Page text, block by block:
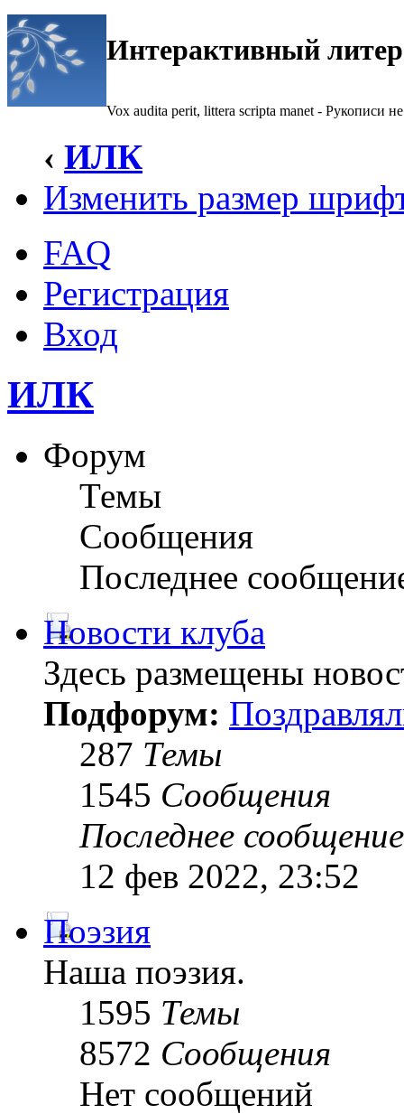
Интерактивный
Vox audita perit, littera scripta manet - Рукописи не
‹ ИЛК
Изменить размер
FAQ
Регистрация
Вход
ИЛК
Форум
Темы
Сообщения
Последнее
Новости клуба
Здесь размещены
Подфорум:
287 Темы
1545 Сообщения
Последнее сообщение
12 фев 2022, 23:52
Поэзия
Наша поэзия.
1595 Темы
8572 Сообщения
Нет сообщений